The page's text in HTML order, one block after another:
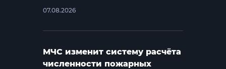
07.08.2026
МЧС изменит систему расчёта
численности пожарных